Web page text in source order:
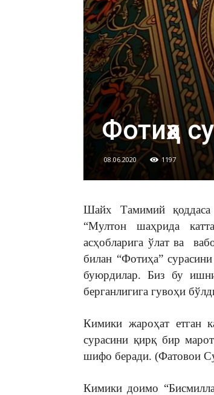
Фотиҳа
08.06.2020 1197
Шайх Тамимий қоддаса
“Мултон шаҳрида
асҳобларига ўлат ва
билан “Фотиҳа”
буюрдилар. Биз бу
берганлигига гувоҳи
Кимики жароҳат етган
сурасини қирқ бир
шифо беради. (Фатовои
Кимики доимо